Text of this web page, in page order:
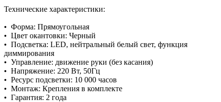
Технические характеристики:
• Форма: Прямоугольная
• Цвет окантовки: Черный
• Подсветка: LED, нейтральный белый свет, функция
диммирования
• Управление: движение руки (без касания)
• Напряжение: 220 Вт, 50Гц
• Ресурс подсветки: 10 000 часов
• Монтаж: Крепления в комплекте
• Гарантия: 2 года